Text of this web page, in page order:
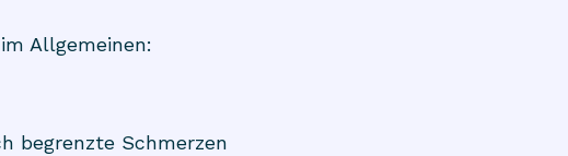
Allgemeinen:
begrenzte Schmerzen